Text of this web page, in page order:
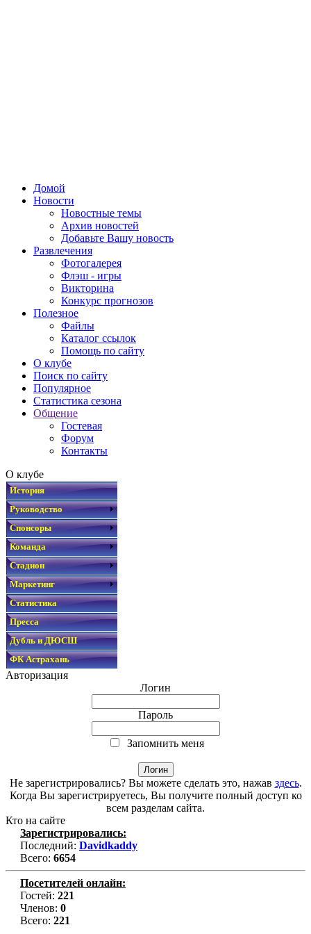
Домой
Новости
Новостные темы
Архив новостей
Добавьте Вашу новость
Развлечения
Фотогалерея
Флэш - игры
Викторина
Конкурс прогнозов
Полезное
Файлы
Каталог ссылок
Помощь по сайту
О клубе
Поиск по сайту
Популярное
Статистика сезона
Общение
Гостевая
Форум
Контакты
О клубе
История
Руководство
Спонсоры
Команда
Стадион
Маркетинг
Статистика
Пресса
Дубль и ДЮСШ
ФК Астрахань
Авторизация
Логин
Пароль
Запомнить меня
Не зарегистрировались? Вы можете сделать это, нажав здесь.
Когда Вы зарегистрируетесь, Вы получите полный доступ ко
всем разделам сайта.
Кто на сайте
Зарегистрировались:
Последний: Davidkaddy
Всего: 6654
Посетителей онлайн:
Гостей: 221
Членов: 0
Всего: 221